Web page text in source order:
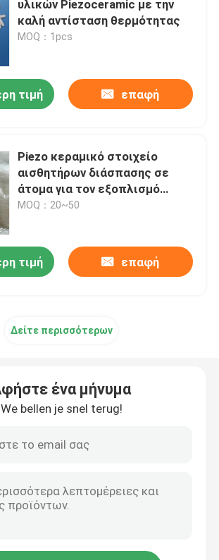
πιάτο
κεραμικοί δίσκοι
συγκόλλησης
μετατροπέας ομορφιάς
αντίσταση
υλικών Piezoceramic με την
καλή αντίσταση θερμότητας
MOQ：1pcs
τιμή επαφή
Piezo κεραμικό στοιχείο
αισθητήρων διάσπασης σε
άτομα για τον εξοπλισμό
δόνησης Ultrasond
MOQ：20~50
τιμή επαφή
Δείτε περισσότερων
ένα μήνυμα
We bellen je snel terug!